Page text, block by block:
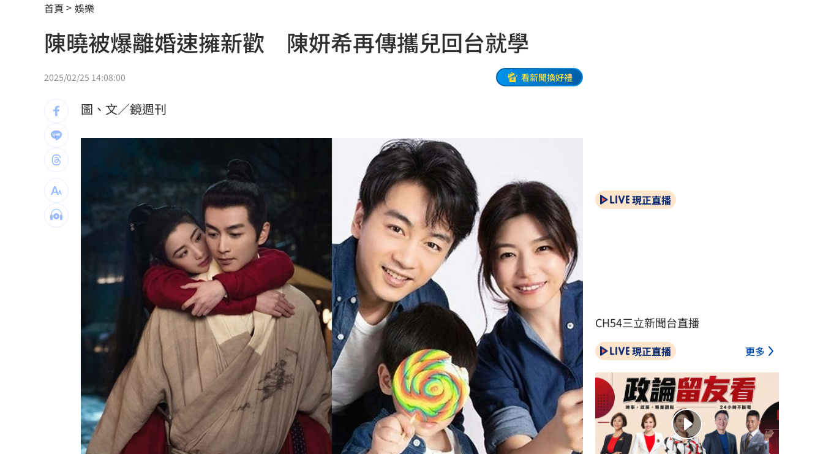
月薪3萬多怎麼活下去？過來人揭真實生活
大咖歌后花蓮度假3天 喊話巧遇直接合照 19:13
3大SM門面擔歌謠大戰主持！同框顏值炸裂
繞違停貨車遭撞！嘉義婦慘死姪重傷
震後徒手搬瓦礫救人 委國舉重名將摘雙金
魯冰花原唱隔13年開唱 台下驚見一票大咖
長野安曇野暴雨釀土石流 390住宿客受困
白海豚轉輕颱！最快「今夜脫離暴風圈」 18:36
獨／曝YT暫停更3週 南珉貞：不是因為錢 18:34
李李仁慶祝父親節！合體大尾油土伯網看傻 18:33
小孩不願繫安全帶！全機乘客慘滯留一晚 18:32
傳與女員工婚外情助升遷 FIFA主席回應了 18:31
台灣彩券開獎直播中 20:31
LIVE三立+24小時直播 15:27
三立iNEWS新聞台線上直播 18:00
首頁 娛樂
陳曉被爆離婚速擁新歡 陳妍希再傳攜兒回台就學
2025/02/25 14:08:00 看新聞換好禮
圖、文／鏡週刊
現正直播
CH54三立新聞台直播
現正直播 更多